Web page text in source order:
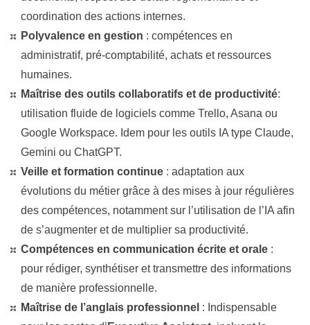
coordination des actions internes.
Polyvalence en gestion : compétences en
administratif, pré-comptabilité, achats et ressources
humaines.
Maîtrise des outils collaboratifs et de productivité:
utilisation fluide de logiciels comme Trello, Asana ou
Google Workspace. Idem pour les outils IA type Claude,
Gemini ou ChatGPT.
Veille et formation continue : adaptation aux
évolutions du métier grâce à des mises à jour régulières
des compétences, notamment sur l’utilisation de l’IA afin
de s’augmenter et de multiplier sa productivité.
Compétences en communication écrite et orale :
pour rédiger, synthétiser et transmettre des informations
de manière professionnelle.
Maîtrise de l’anglais professionnel : Indispensable